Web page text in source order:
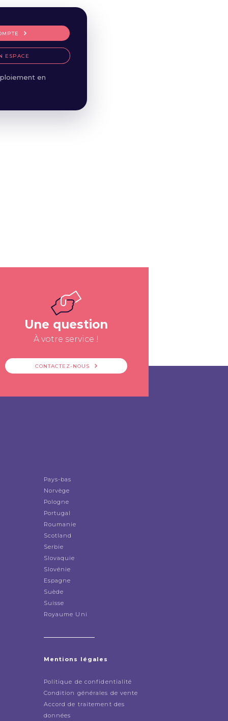
ESPACE
en
Une question
À votre service !
CONTACTEZ-NOUS
Pays-bas
Norvège
Pologne
Portugal
Roumanie
Scotland
Serbie
Slovaquie
Slovénie
Espagne
Suède
Suisse
Royaume Uni
Mentions légales
Politique de confidentialité
Condition générales de vente
Accord de traitement des
données